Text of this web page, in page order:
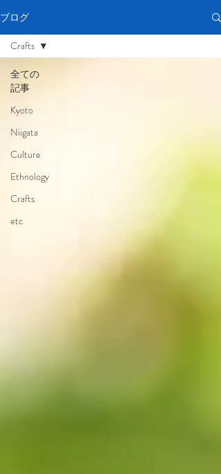
ブログ
全ての
記事
Kyoto
Niigata
Culture
Ethnology
Crafts
etc
Crafts